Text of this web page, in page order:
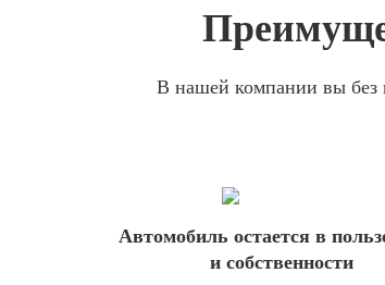
В нашей компании вы без
Автомобиль остается в
и собственности